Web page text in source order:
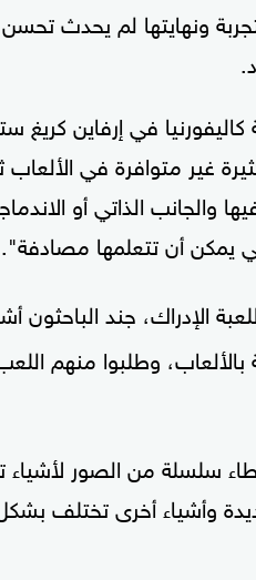
ونهايتها لم يحدث
في إرفاين كريغ
غير متوافرة في
والجانب الذاتي أو
يمكن أن تتعلمها مصادفة".
بالألعاب، وطلبوا منهم
سلسلة من الصور
وأشياء أخرى تختلف